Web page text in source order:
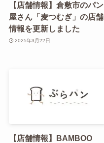
【店舗情報】倉敷市のパン
屋さん「麦つむぎ」の店舗
情報を更新しました
2025年3月22日
【店舗情報】BAMBOO